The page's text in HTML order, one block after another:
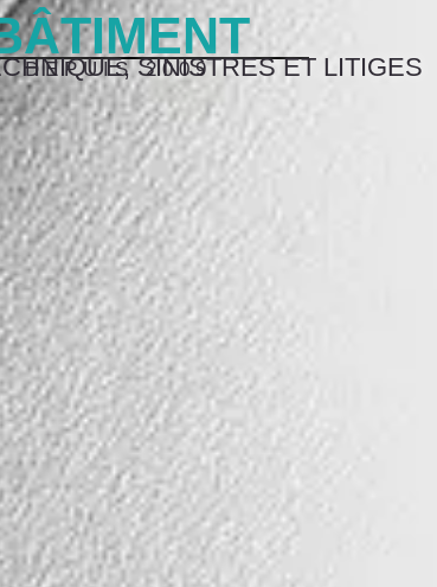
SINISTRES ET LITIGES
DEPUIS 2009